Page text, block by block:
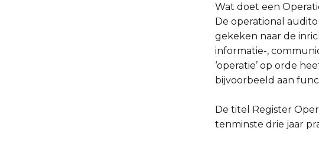
Wat doet een
De operational
gekeken naar de
informatie-,
‘operatie’ op orde
bijvoorbeeld aan
De titel Register
tenminste drie jaar